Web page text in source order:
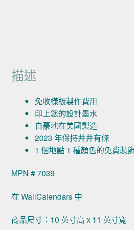
描述
免收樣板製作費用
印上您的設計墨水
自豪地在美國製造
2023 年保持井井有條
1 個地點 1 種顏色的免費裝
MPN # 7039
在 WallCalendars 中
商品尺寸：10 英寸高 x 11 英寸寬